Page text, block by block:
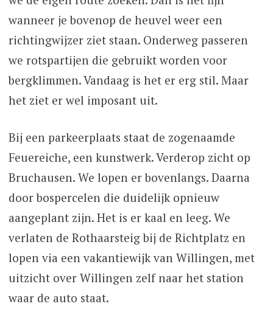
wanneer je bovenop de heuvel weer een
richtingwijzer ziet staan. Onderweg passeren
we rotspartijen die gebruikt worden voor
bergklimmen. Vandaag is het er erg stil. Maar
het ziet er wel imposant uit.
Bij een parkeerplaats staat de zogenaamde
Feuereiche, een kunstwerk. Verderop zicht op
Bruchausen. We lopen er bovenlangs. Daarna
door bospercelen die duidelijk opnieuw
aangeplant zijn. Het is er kaal en leeg. We
verlaten de Rothaarsteig bij de Richtplatz en
lopen via een vakantiewijk van Willingen, met
uitzicht over Willingen zelf naar het station
waar de auto staat.